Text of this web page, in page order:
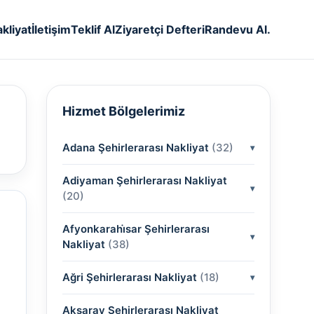
İletişimTeklif AlZiyaretçi DefteriRandevu Al.
Hizmet Bölgelerimiz
Adana Şehirlerarası Nakliyat (32)
(2)
(2)
(2)
(2)
Adiyaman Şehirlerarası Nakliyat
(20)
(2)
(2)
(2)
Afyonkarahi̇sar Şehirlerarası
Nakliyat (38)
(2)
(2)
Ağri Şehirlerarası Nakliyat (18)
(2)
Aksaray Şehirlerarası Nakliyat